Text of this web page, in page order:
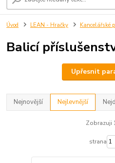
Úvod LEAN - Hračky Kancelářské
Balicí
Upřesnit
Nejnovější Nejlevnější
Zobrazuji
strana